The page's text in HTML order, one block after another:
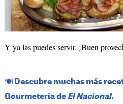
Y ya las puedes servir. ¡Buen
​🍽️​ Descubre muchas más
Gourmeteria de El Nacional.